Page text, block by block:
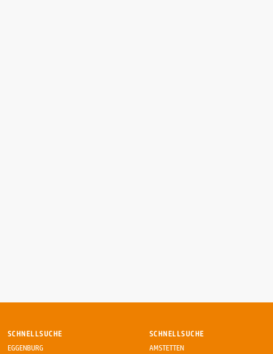
SCHNELLSUCHE
EGGENBURG
SCHNELLSUCHE
AMSTETTEN